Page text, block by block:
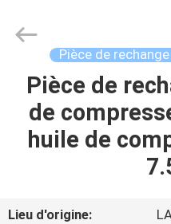
MAISON
Jiangxi
Kapa
Pièce de
Pièce de
de
huile de
Lieu d'origine: